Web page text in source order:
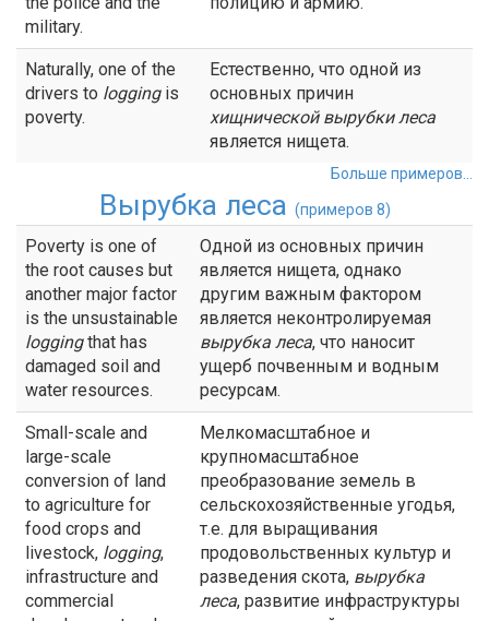
military.
Naturally, one of the
drivers to loggingis
poverty.
Естественно, что одной из
основных причин
хищнической вырубки леса
является нищета.
Больше примеров...
Вырубка леса (примеров 8)
Poverty is one of
the root causes but
another major factor
is the unsustainable
loggingthat has
damaged soil and
water resources.
Одной из основных причин
является нищета, однако
другим важным фактором
является неконтролируемая
вырубка леса, что наносит
ущерб почвенным и водным
ресурсам.
Small-scale and
large-scale
conversion of land
to agriculture for
food crops and
livestock, logging,
infrastructure and
commercial
Мелкомасштабное и
крупномасштабное
преобразование земель в
сельскохозяйственные угодья,
т.е. для выращивания
продовольственных культур и
разведения скота, вырубка
леса, развитие инфраструктуры